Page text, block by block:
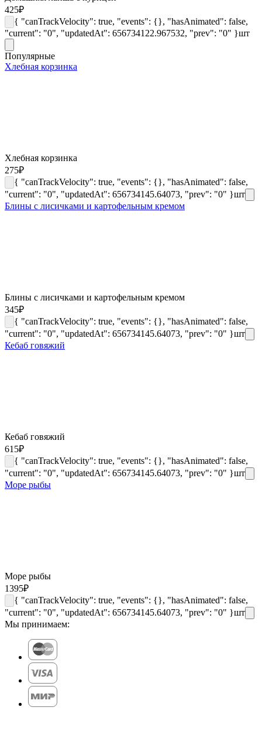
425₽
{ "canTrackVelocity": true, "events": {}, "hasAnimated": false,
"current": "0", "updatedAt": 656734122.967532, "prev": "0" }шт
Популярные
Хлебная корзинка
Хлебная корзинка
275₽
{ "canTrackVelocity": true, "events": {}, "hasAnimated": false,
"current": "0", "updatedAt": 656734145.64073, "prev": "0" }шт
Блины с лисичками и картофельным кремом
Блины с лисичками и картофельным кремом
345₽
{ "canTrackVelocity": true, "events": {}, "hasAnimated": false,
"current": "0", "updatedAt": 656734145.64073, "prev": "0" }шт
Кебаб говяжий
Кебаб говяжий
615₽
{ "canTrackVelocity": true, "events": {}, "hasAnimated": false,
"current": "0", "updatedAt": 656734145.64073, "prev": "0" }шт
Море рыбы
Море рыбы
1395₽
{ "canTrackVelocity": true, "events": {}, "hasAnimated": false,
"current": "0", "updatedAt": 656734145.64073, "prev": "0" }шт
Мы принимаем: